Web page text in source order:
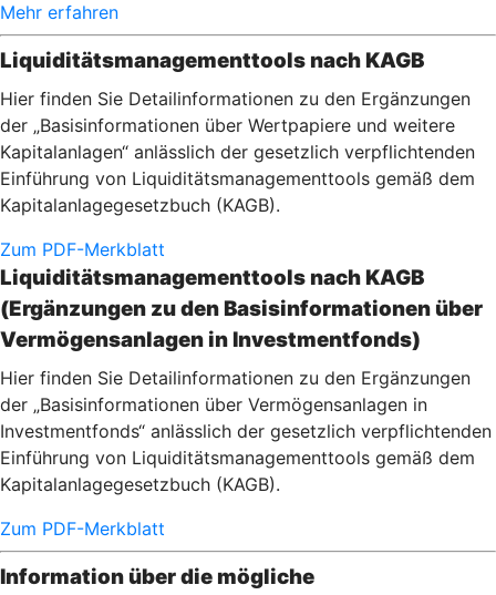
Mehr erfahren
Liquiditätsmanagementtools nach KAGB
Hier finden Sie Detailinformationen zu den Ergänzungen
der „Basisinformationen über Wertpapiere und weitere
Kapitalanlagen“ anlässlich der gesetzlich verpflichtenden
Einführung von Liquiditätsmanagementtools gemäß dem
Kapitalanlagegesetzbuch (KAGB).
Zum PDF-Merkblatt
Liquiditätsmanagementtools nach KAGB
(Ergänzungen zu den Basisinformationen über
Vermögensanlagen in Investmentfonds)
Hier finden Sie Detailinformationen zu den Ergänzungen
der „Basisinformationen über Vermögensanlagen in
Investmentfonds“ anlässlich der gesetzlich verpflichtenden
Einführung von Liquiditätsmanagementtools gemäß dem
Kapitalanlagegesetzbuch (KAGB).
Zum PDF-Merkblatt
Information über die mögliche